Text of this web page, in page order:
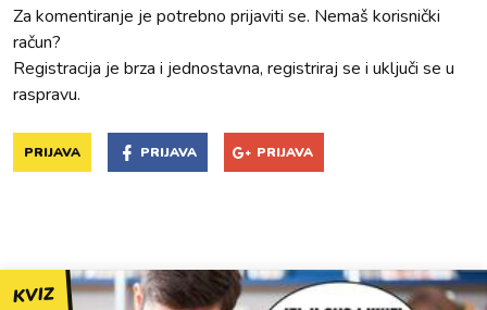
Za komentiranje je potrebno prijaviti se. Nemaš korisnički
račun?
Registracija je brza i jednostavna, registriraj se i uključi se u
raspravu.
PRIJAVA PRIJAVA PRIJAVA
KVIZ